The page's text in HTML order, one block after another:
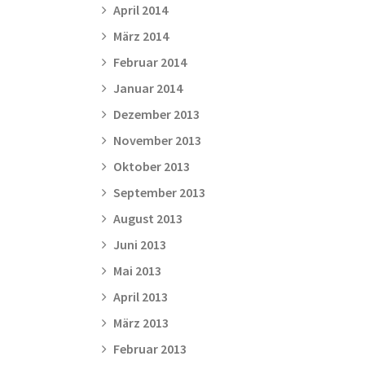
April 2014
März 2014
Februar 2014
Januar 2014
Dezember 2013
November 2013
Oktober 2013
September 2013
August 2013
Juni 2013
Mai 2013
April 2013
März 2013
Februar 2013